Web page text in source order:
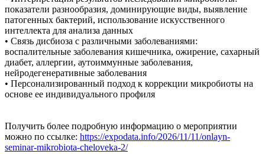
показатели разнообразия, доминирующие виды, выявление
патогенных бактерий, использование искусственного
интеллекта для анализа данных
• Связь дисбиоза с различными заболеваниями:
воспалительные заболевания кишечника, ожирение, сахарный
диабет, аллергии, аутоиммунные заболевания,
нейродегенеративные заболевания
• Персонализированный подход к коррекции микробиоты на
основе ее индивидуального профиля
Получить более подробную информацию о мероприятии
можно по ссылке: https://expodata.info/2026/11/11/onlayn-
seminar-mikrobiota-cheloveka-2/